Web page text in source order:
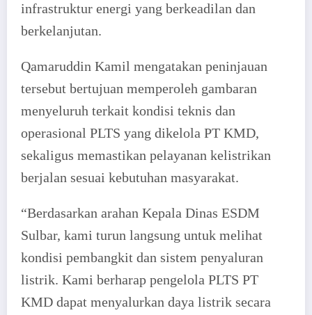
infrastruktur energi yang berkeadilan dan
berkelanjutan.
Qamaruddin Kamil mengatakan peninjauan
tersebut bertujuan memperoleh gambaran
menyeluruh terkait kondisi teknis dan
operasional PLTS yang dikelola PT KMD,
sekaligus memastikan pelayanan kelistrikan
berjalan sesuai kebutuhan masyarakat.
“Berdasarkan arahan Kepala Dinas ESDM
Sulbar, kami turun langsung untuk melihat
kondisi pembangkit dan sistem penyaluran
listrik. Kami berharap pengelola PLTS PT
KMD dapat menyalurkan daya listrik secara